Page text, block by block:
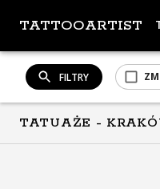
TATTOOARTIST
FILTRY
TATUAŻE -